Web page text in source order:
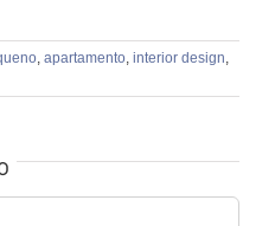
, apartamento, interior design,